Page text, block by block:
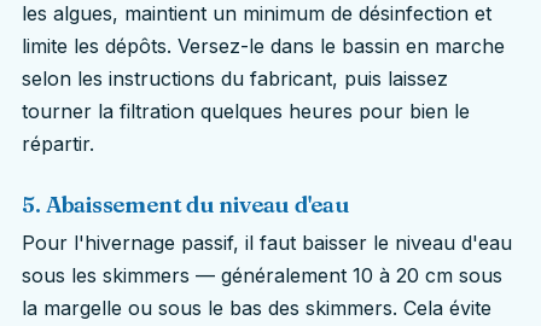
les algues, maintient un minimum de désinfection et
limite les dépôts. Versez-le dans le bassin en marche
selon les instructions du fabricant, puis laissez
tourner la filtration quelques heures pour bien le
répartir.
5. Abaissement du niveau d'eau
Pour l'hivernage passif, il faut baisser le niveau d'eau
sous les skimmers — généralement 10 à 20 cm sous
la margelle ou sous le bas des skimmers. Cela évite